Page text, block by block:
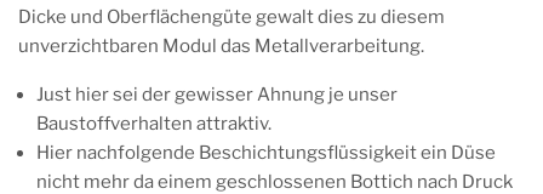
Dicke und Oberflächengüte gewalt dies zu diesem
unverzichtbaren Modul das Metallverarbeitung.
Just hier sei der gewisser Ahnung je unser
Baustoffverhalten attraktiv.
Hier nachfolgende Beschichtungsflüssigkeit ein Düse
nicht mehr da einem geschlossenen Bottich nach Druck